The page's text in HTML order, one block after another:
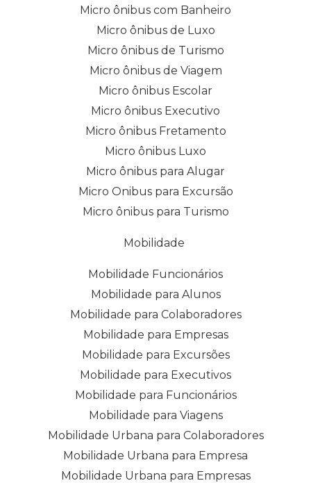
Micro ônibus com Banheiro
Micro ônibus de Luxo
Micro ônibus de Turismo
Micro ônibus de Viagem
Micro ônibus Escolar
Micro ônibus Executivo
Micro ônibus Fretamento
Micro ônibus Luxo
Micro ônibus para Alugar
Micro Onibus para Excursão
Micro ônibus para Turismo
Mobilidade
Mobilidade Funcionários
Mobilidade para Alunos
Mobilidade para Colaboradores
Mobilidade para Empresas
Mobilidade para Excursões
Mobilidade para Executivos
Mobilidade para Funcionários
Mobilidade para Viagens
Mobilidade Urbana para Colaboradores
Mobilidade Urbana para Empresa
Mobilidade Urbana para Empresas